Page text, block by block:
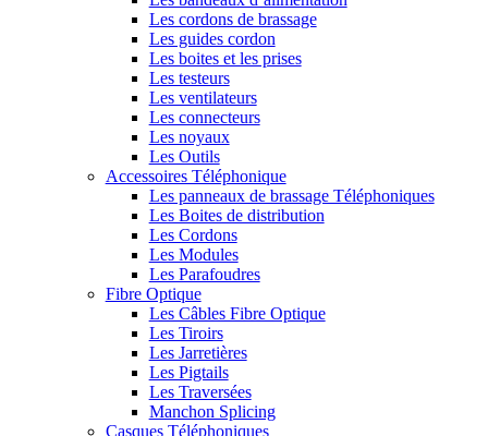
Les cordons de brassage
Les guides cordon
Les boites et les prises
Les testeurs
Les ventilateurs
Les connecteurs
Les noyaux
Les Outils
Accessoires Téléphonique
Les panneaux de brassage Téléphoniques
Les Boites de distribution
Les Cordons
Les Modules
Les Parafoudres
Fibre Optique
Les Câbles Fibre Optique
Les Tiroirs
Les Jarretières
Les Pigtails
Les Traversées
Manchon Splicing
Casques Téléphoniques